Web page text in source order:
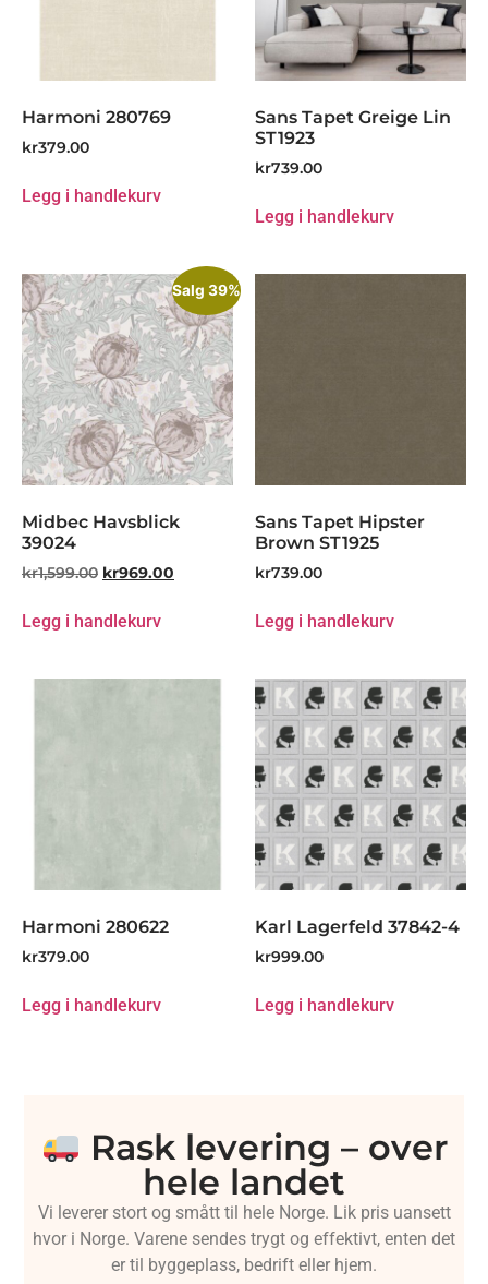
Harmoni 280769
kr379.00
Legg i handlekurv
Sans Tapet Greige Lin
ST1923
kr739.00
Legg i handlekurv
Salg 39%
Midbec Havsblick
39024
kr1,599.00 kr969.00
Legg i handlekurv
Sans Tapet Hipster
Brown ST1925
kr739.00
Legg i handlekurv
Harmoni 280622
kr379.00
Legg i handlekurv
Karl Lagerfeld 37842-4
kr999.00
Legg i handlekurv
Rask levering – over
hele landet
Vi leverer stort og smått til hele Norge. Lik pris uansett
hvor i Norge. Varene sendes trygt og effektivt, enten det
er til byggeplass, bedrift eller hjem.